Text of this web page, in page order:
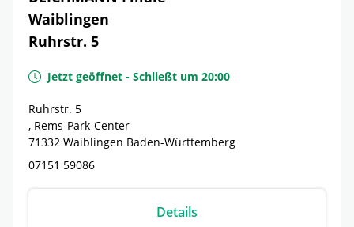
Waiblingen
Ruhrstr. 5
Jetzt geöffnet - Schließt um 20:00
Ruhrstr. 5
, Rems-Park-Center
71332 Waiblingen Baden-Württemberg
07151 59086
Details